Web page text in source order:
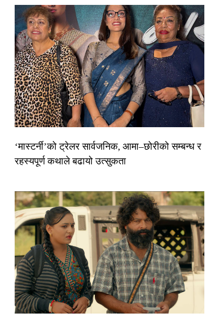
‘मास्टर्नी’को ट्रेलर सार्वजनिक, आमा–छोरीको सम्बन्ध र
रहस्यपूर्ण कथाले बढायो उत्सुकता